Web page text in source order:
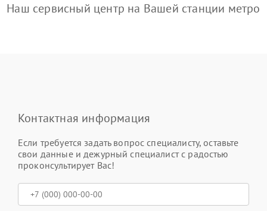
Наш сервисный центр на Вашей станции метро
Контактная информация
Если требуется задать вопрос специалисту, оставьте
свои данные и дежурный специалист с радостью
проконсультирует Вас!